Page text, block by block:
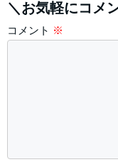
＼お気軽にコメ
コメント ※